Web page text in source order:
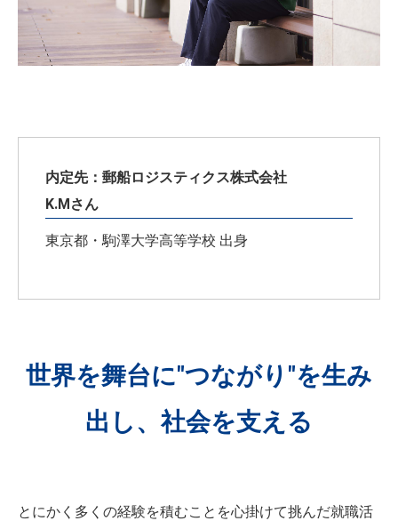
内定先：郵船ロジスティクス株式会社
K.Mさん
東京都・駒澤大学高等学校 出身
世界を舞台に"つながり"を生み
出し、社会を支える
とにかく多くの経験を積むことを心掛けて挑んだ就職活